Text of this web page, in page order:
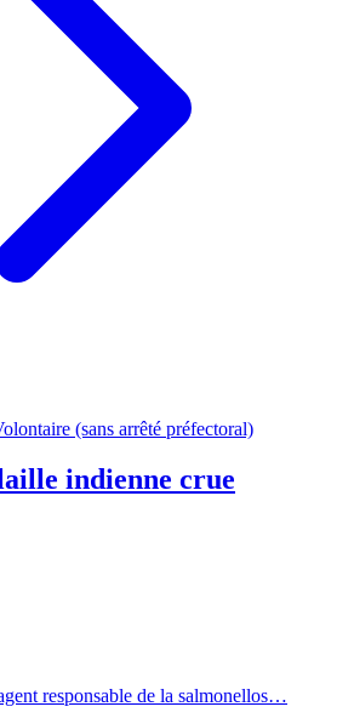
(sans arrêté préfectoral)
indienne crue
responsable de la salmonellos…